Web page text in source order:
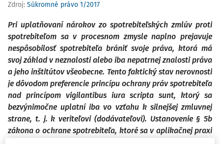
Zdroj: Súkromné právo 1/2017
Pri uplatňovaní nárokov zo spotrebiteľských zmlúv proti
spotrebiteľom sa v procesnom zmysle naplno prejavuje
nespôsobilosť spotrebiteľa brániť svoje práva, ktorá má
svoj základ v neznalosti alebo iba nepatrnej znalosti práva
a jeho inštitútov všeobecne. Tento faktický stav nerovnosti
je dôvodom preferencie princípu ochrany práv spotrebiteľa
nad princípom vigilantibus iura scripta sunt, ktorý sa
bezvýnimočne uplatní iba vo vzťahu k silnejšej zmluvnej
strane, t. j. k veriteľovi (dodávateľovi). Ustanovenie § 5b
zákona o ochrane spotrebiteľa, ktoré sa v aplikačnej praxi